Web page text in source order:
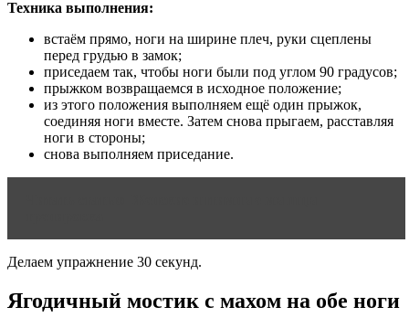
Техника выполнения:
встаём прямо, ноги на ширине плеч, руки сцеплены
перед грудью в замок;
приседаем так, чтобы ноги были под углом 90 градусов;
прыжком возвращаемся в исходное положение;
из этого положения выполняем ещё один прыжок,
соединяя ноги вместе. Затем снова прыгаем, расставляя
ноги в стороны;
снова выполняем приседание.
Делаем упражнение 30 секунд.
Ягодичный мостик с махом на обе ноги